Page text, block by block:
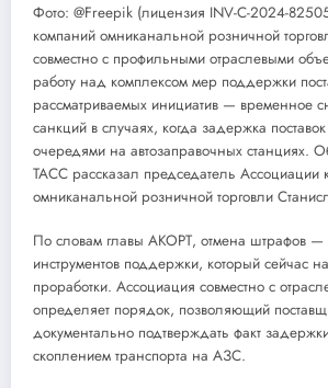
Фото: @Freepik (лицензия INV-C-2024-
компаний омниканальной розничной
совместно с профильными отраслевыми
работу над комплексом мер поддержки
рассматриваемых инициатив — временное
санкций в случаях, когда задержка
очередями на автозаправочных станциях. Об
ТАСС рассказал председатель Ассоциации
омниканальной розничной торговли
По словам главы АКОРТ, отмена штрафов —
инструментов поддержки, который сейчас
проработки. Ассоциация совместно с
определяет порядок, позволяющий
документально подтверждать факт
скоплением транспорта на АЗС.